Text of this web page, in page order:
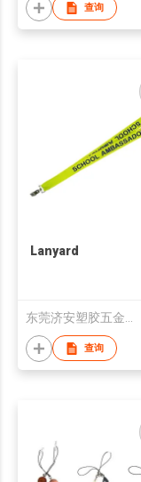
查询
Lanyard
东莞济安塑胶五金制品有限公司
查询